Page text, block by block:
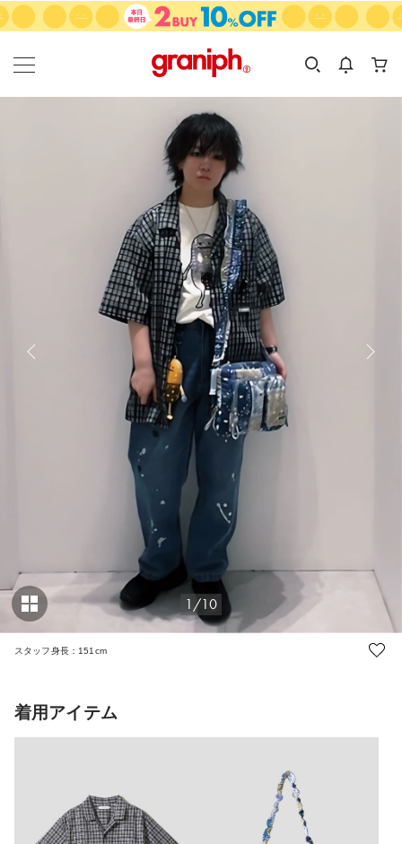
カテゴリーから探す
KIDS
カテゴリ
サイズ
1/10
スタッフ身長：151cm
着用アイテム